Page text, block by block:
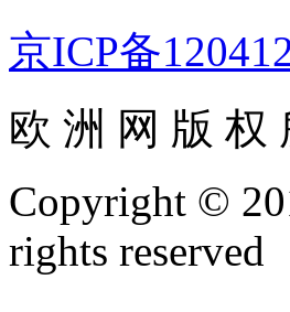
京ICP备
欧 洲 网 版 权
Copyright ©
rights reserved